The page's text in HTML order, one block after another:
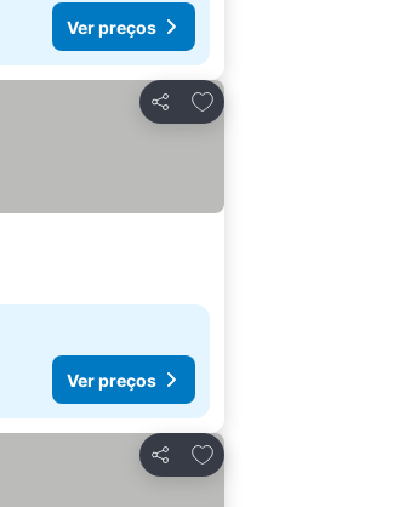
Ver preços
Partilhar
Adicionar aos favoritos
Ver preços
Partilhar
Adicionar aos favoritos